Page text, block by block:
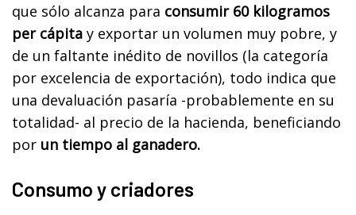
que sólo alcanza para consumir 60 kilogramos
per cápita y exportar un volumen muy pobre, y
de un faltante inédito de novillos (la categoría
por excelencia de exportación), todo indica que
una devaluación pasaría -probablemente en su
totalidad- al precio de la hacienda, beneficiando
por un tiempo al ganadero.
Consumo y criadores